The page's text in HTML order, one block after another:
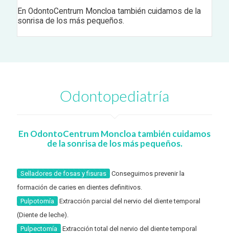
En OdontoCentrum Moncloa también cuidamos de la
sonrisa de los más pequeños.
Odontopediatría
En OdontoCentrum Moncloa también cuidamos
de la sonrisa de los más pequeños.
Selladores de fosas y fisuras
Conseguimos prevenir la
formación de caries en dientes definitivos.
Pulpotomía
Extracción parcial del nervio del diente temporal
(Diente de leche).
Pulpectomía
Extracción total del nervio del diente temporal